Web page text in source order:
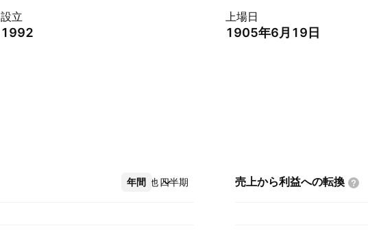
設立
1992
上場日
1905年6月19日
年間 四半期
その他 売上から利益への転換